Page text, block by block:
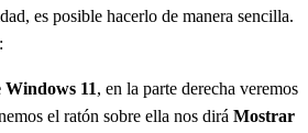
es posible hacerlo de manera sencilla.
11, en la parte derecha veremos
el ratón sobre ella nos dirá Mostrar